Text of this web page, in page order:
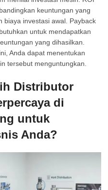
keuntungan yang
biaya investasi awal. Payback
untuk mendapatkan
yang dihasilkan.
Anda dapat menentukan
tersebut menguntungkan.
Distributor
di
untuk
Anda?